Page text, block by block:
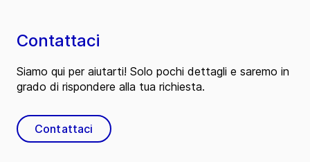
Contattaci
Siamo qui per aiutarti! Solo pochi dettagli e saremo in
grado di rispondere alla tua richiesta.
Contattaci